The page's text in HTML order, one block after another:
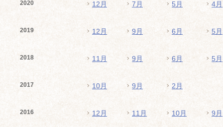
2020 12月 7月 5月 4月
2019 12月 9月 6月 5月
2018 11月 9月 6月 5月
2017 10月 9月 2月
2016 12月 11月 10月 9月